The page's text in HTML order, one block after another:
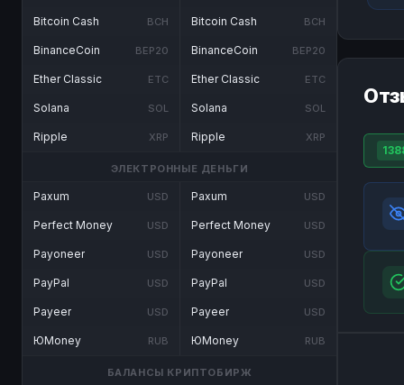
Bitcoin Cash BCH
BinanceCoin BEP20
Ether Classic ETC
Solana SOL
Ripple XRP
Bitcoin Cash BCH
BinanceCoin BEP20
Ether Classic ETC
Solana SOL
Ripple XRP
ЭЛЕКТРОННЫЕ ДЕНЬГИ
Paxum USD
Perfect Money USD
Payoneer USD
PayPal USD
Payeer USD
ЮMoney RUB
Paxum USD
Perfect Money USD
Payoneer USD
PayPal USD
Payeer USD
ЮMoney RUB
БАЛАНСЫ КРИПТОБИРЖ